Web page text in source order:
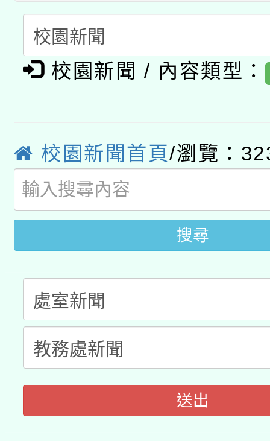
暨閱讀推動專業研習
科技賦能─人工智慧
礎課程
A3數位素養講師名單
「數位內容與教學軟
薪期間赴陸應申請許可
轉知經濟部水利署委託
業技術研究院辦理「
用水績優單位及節水達
115年8月22日(星期六
桃園市孔廟祈福系列
開 智慧啟航」
2026年桃園地景藝術
校園新聞 / 內容類型：
校園新聞首頁/瀏覽：
搜尋
送出